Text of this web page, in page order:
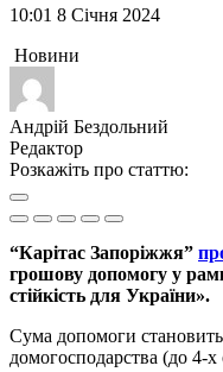
10:01 8 Січня 2024
Новини
Андрій Бездольний
Редактор
Розкажіть про статтю:
“Карітас Запоріжжя”
грошову допомогу у
стійкість для України».
Сума допомоги
домогосподарства (до 4-х